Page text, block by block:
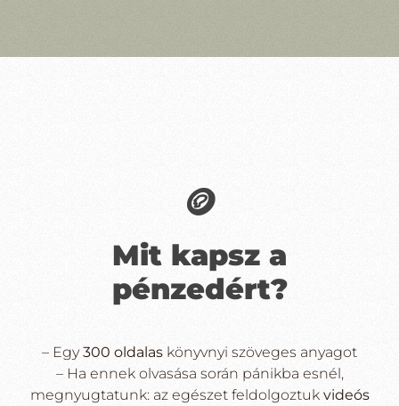
🪙
Mit kapsz a
pénzedért?
– Egy300 oldalas könyvnyi szöveges anyagot
– Ha ennek olvasása során pánikba esnél,
megnyugtatunk: az egészet feldolgoztuk videós